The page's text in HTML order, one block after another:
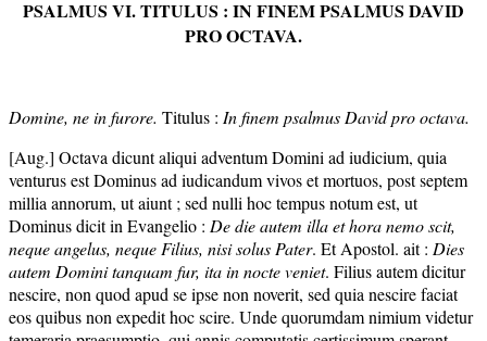
PSALMUS VI. TITULUS : IN FINEM PSALMUS DAVID
PRO OCTAVA.
Domine, ne in furore. Titulus : In finem psalmus David pro octava.
[Aug.] Octava dicunt aliqui adventum Domini ad iudicium, quia
venturus est Dominus ad iudicandum vivos et mortuos, post septem
millia annorum, ut aiunt ; sed nulli hoc tempus notum est, ut
Dominus dicit in Evangelio : De die autem illa et hora nemo scit,
neque angelus, neque Filius, nisi solus Pater. Et Apostol. ait : Dies
autem Domini tanquam fur, ita in nocte veniet. Filius autem dicitur
nescire, non quod apud se ipse non noverit, sed quia nescire faciat
eos quibus non expedit hoc scire. Unde quorumdam nimium videtur